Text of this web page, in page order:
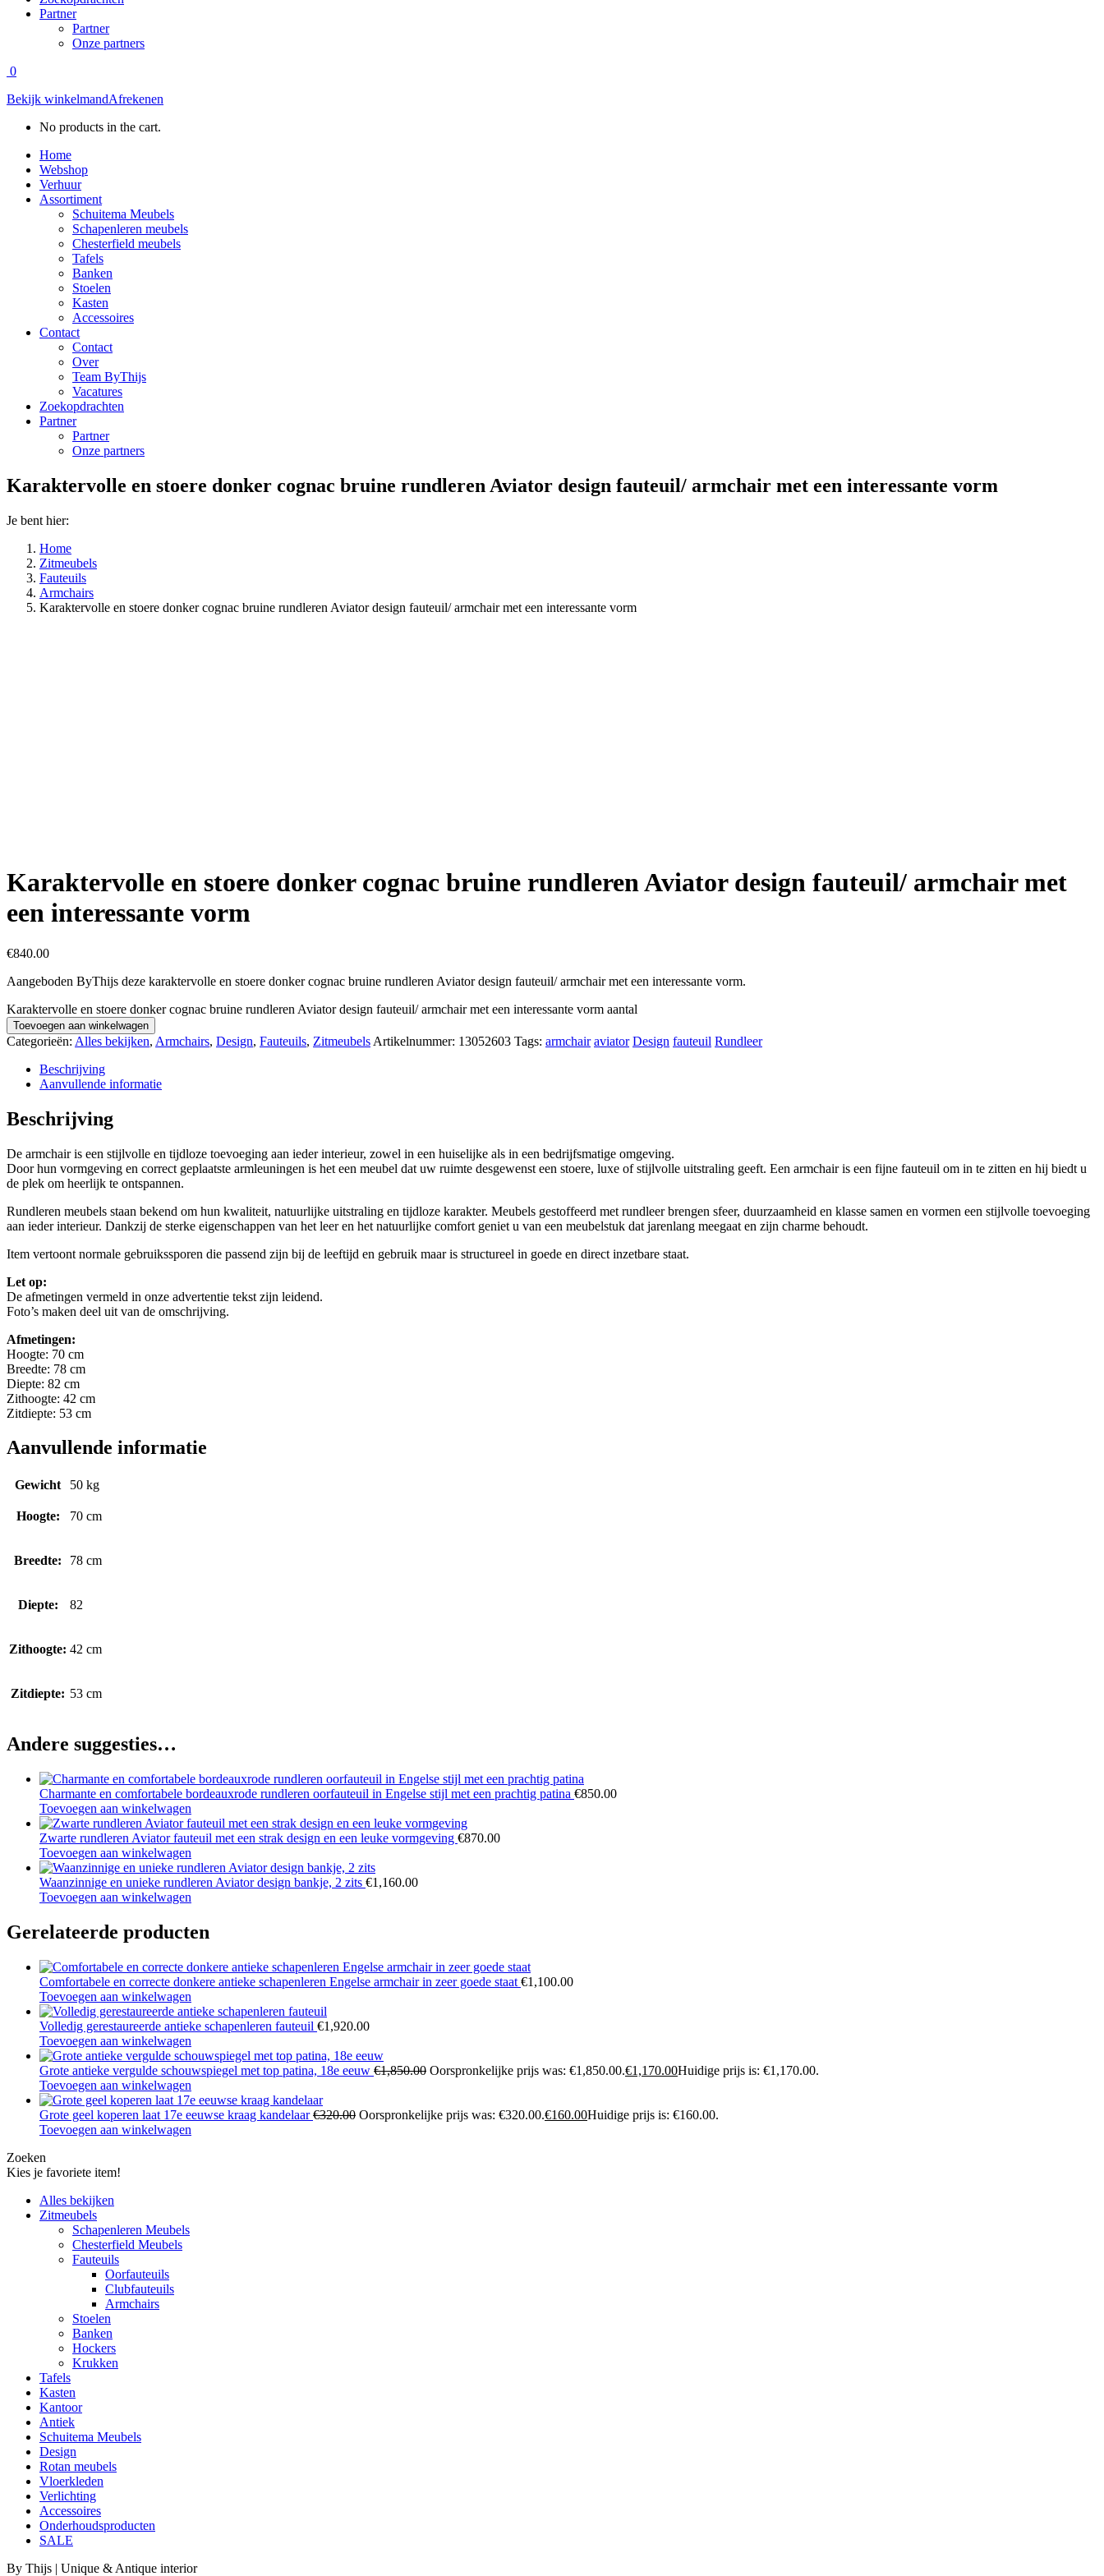
Partner
Partner
Onze partners
0
Bekijk winkelmandAfrekenen
No products in the cart.
Home
Webshop
Verhuur
Assortiment
Schuitema Meubels
Schapenleren meubels
Chesterfield meubels
Tafels
Banken
Stoelen
Kasten
Accessoires
Contact
Contact
Over
Team ByThijs
Vacatures
Zoekopdrachten
Partner
Partner
Onze partners
Karaktervolle en stoere donker cognac bruine rundleren Aviator design fauteuil/ armchair met een interessante vorm
Je bent hier:
Home
Zitmeubels
Fauteuils
Armchairs
Karaktervolle en stoere donker cognac bruine rundleren Aviator design fauteuil/ armchair met een interessante vorm
Karaktervolle en stoere donker cognac bruine rundleren Aviator design fauteuil/ armchair met
een interessante vorm
€840.00
Aangeboden ByThijs deze karaktervolle en stoere donker cognac bruine rundleren Aviator design fauteuil/ armchair met een interessante vorm.
Karaktervolle en stoere donker cognac bruine rundleren Aviator design fauteuil/ armchair met een interessante vorm aantal
Toevoegen aan winkelwagen
Categorieën: Alles bekijken, Armchairs, Design, Fauteuils, Zitmeubels Artikelnummer: 13052603 Tags: armchair aviator Design fauteuil Rundleer
Beschrijving
Aanvullende informatie
Beschrijving
De armchair is een stijlvolle en tijdloze toevoeging aan ieder interieur, zowel in een huiselijke als in een bedrijfsmatige omgeving.
Door hun vormgeving en correct geplaatste armleuningen is het een meubel dat uw ruimte desgewenst een stoere, luxe of stijlvolle uitstraling geeft. Een armchair is een fijne fauteuil om in te zitten en hij biedt u
de plek om heerlijk te ontspannen.
Rundleren meubels staan bekend om hun kwaliteit, natuurlijke uitstraling en tijdloze karakter. Meubels gestoffeerd met rundleer brengen sfeer, duurzaamheid en klasse samen en vormen een stijlvolle toevoeging
aan ieder interieur. Dankzij de sterke eigenschappen van het leer en het natuurlijke comfort geniet u van een meubelstuk dat jarenlang meegaat en zijn charme behoudt.
Item vertoont normale gebruikssporen die passend zijn bij de leeftijd en gebruik maar is structureel in goede en direct inzetbare staat.
Let op:
De afmetingen vermeld in onze advertentie tekst zijn leidend.
Foto’s maken deel uit van de omschrijving.
Afmetingen:
Hoogte: 70 cm
Breedte: 78 cm
Diepte: 82 cm
Zithoogte: 42 cm
Zitdiepte: 53 cm
Aanvullende informatie
Gewicht 50 kg
Hoogte: 70 cm
Breedte: 78 cm
Diepte: 82
Zithoogte: 42 cm
Zitdiepte: 53 cm
Andere suggesties…
Charmante en comfortabele bordeauxrode rundleren oorfauteuil in Engelse stijl met een prachtig patina €850.00
Toevoegen aan winkelwagen
Zwarte rundleren Aviator fauteuil met een strak design en een leuke vormgeving €870.00
Toevoegen aan winkelwagen
Waanzinnige en unieke rundleren Aviator design bankje, 2 zits €1,160.00
Toevoegen aan winkelwagen
Gerelateerde producten
Comfortabele en correcte donkere antieke schapenleren Engelse armchair in zeer goede staat €1,100.00
Toevoegen aan winkelwagen
Volledig gerestaureerde antieke schapenleren fauteuil €1,920.00
Toevoegen aan winkelwagen
Grote antieke vergulde schouwspiegel met top patina, 18e eeuw €1,850.00 Oorspronkelijke prijs was: €1,850.00.€1,170.00Huidige prijs is: €1,170.00.
Toevoegen aan winkelwagen
Grote geel koperen laat 17e eeuwse kraag kandelaar€320.00 Oorspronkelijke prijs was: €320.00.€160.00Huidige prijs is: €160.00.
Toevoegen aan winkelwagen
Zoeken
Kies je favoriete item!
Alles bekijken
Zitmeubels
Schapenleren Meubels
Chesterfield Meubels
Fauteuils
Oorfauteuils
Clubfauteuils
Armchairs
Stoelen
Banken
Hockers
Krukken
Tafels
Kasten
Kantoor
Antiek
Schuitema Meubels
Design
Rotan meubels
Vloerkleden
Verlichting
Accessoires
Onderhoudsproducten
SALE
By Thijs | Unique & Antique interior